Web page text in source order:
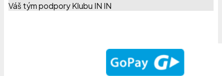
Váš tým podpory Klubu IN IN